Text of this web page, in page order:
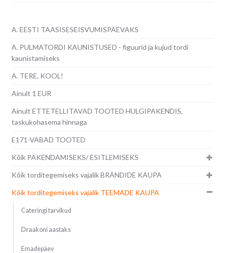
A. EESTI TAASISESEISVUMISPÄEVAKS
A. PULMATORDI KAUNISTUSED - figuurid ja kujud tordi
kaunistamiseks
A. TERE, KOOL!
Ainult 1 EUR
Ainult ETTETELLITAVAD TOOTED HULGIPAKENDIS,
taskukohasema hinnaga
E171-VABAD TOOTED
Kõik PAKENDAMISEKS/ ESITLEMISEKS
Kõik torditegemiseks vajalik BRÄNDIDE KAUPA
Kõik torditegemiseks vajalik TEEMADE KAUPA
Cateringi tarvikud
Draakoni aastaks
Emadepäev